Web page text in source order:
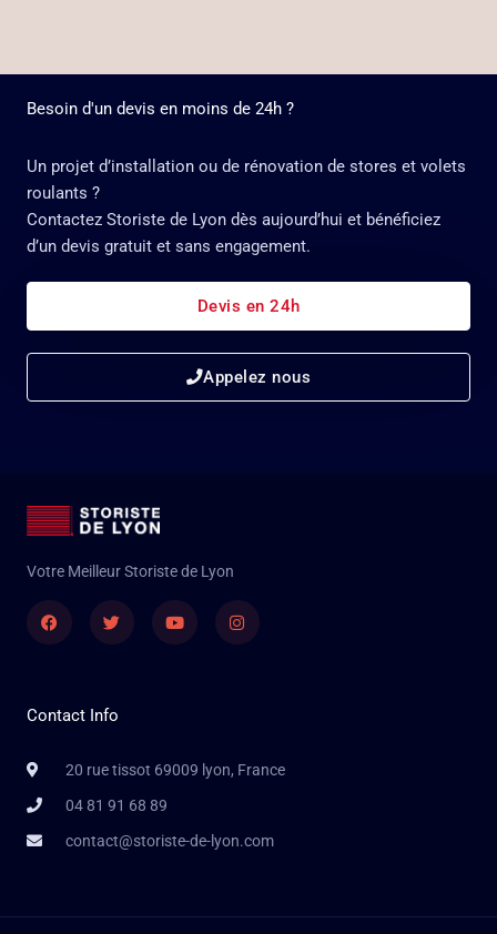
Besoin d'un devis en moins de 24h ?
Un projet d’installation ou de rénovation de stores et volets
roulants ?
Contactez Storiste de Lyon dès aujourd’hui et bénéficiez
d’un devis gratuit et sans engagement.
Devis en 24h
Appelez nous
Votre Meilleur Storiste de Lyon
FacebookTwitter YoutubeInstagram
Contact Info
20 rue tissot 69009 lyon, France
04 81 91 68 89
contact@storiste-de-lyon.com